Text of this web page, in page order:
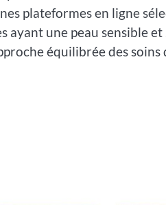
plateformes en ligne
ayant une peau sensible
équilibrée des